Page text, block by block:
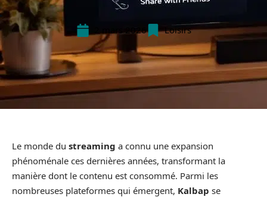
2 mars 2026 Loisirs
Le monde du streaming a connu une expansion
phénoménale ces dernières années, transformant la
manière dont le contenu est consommé. Parmi les
nombreuses plateformes qui émergent, Kalbap se